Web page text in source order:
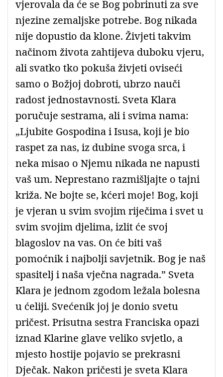
vjerovala da će se Bog pobrinuti za sve
njezine zemaljske potrebe. Bog nikada
nije dopustio da klone. Živjeti takvim
načinom života zahtijeva duboku vjeru,
ali svatko tko pokuša živjeti oviseći
samo o Božjoj dobroti, ubrzo nauči
radost jednostavnosti. Sveta Klara
poručuje sestrama, ali i svima nama:
„Ljubite Gospodina i Isusa, koji je bio
raspet za nas, iz dubine svoga srca, i
neka misao o Njemu nikada ne napusti
vaš um. Neprestano razmišljajte o tajni
križa. Ne bojte se, kćeri moje! Bog, koji
je vjeran u svim svojim riječima i svet u
svim svojim djelima, izlit će svoj
blagoslov na vas. On će biti vaš
pomoćnik i najbolji savjetnik. Bog je naš
spasitelj i naša vječna nagrada.” Sveta
Klara je jednom zgodom ležala bolesna
u ćeliji. Svećenik joj je donio svetu
pričest. Prisutna sestra Franciska opazi
iznad Klarine glave veliko svjetlo, a
mjesto hostije pojavio se prekrasni
Dječak. Nakon pričesti je sveta Klara